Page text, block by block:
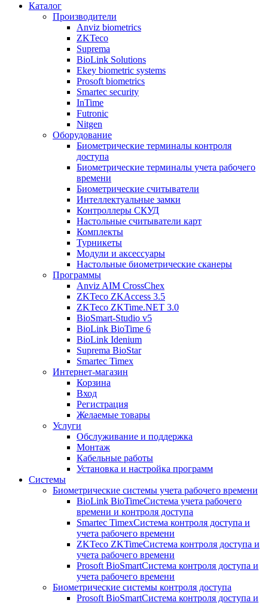
Каталог
Производители
Anviz biometrics
ZKTeco
Suprema
BioLink Solutions
Ekey biometric systems
Prosoft biometrics
Smartec security
InTime
Futronic
Nitgen
Оборудование
Биометрические терминалы контроля
доступа
Биометрические терминалы учета рабочего
времени
Биометрические считыватели
Интеллектуальные замки
Контроллеры СКУД
Настольные считыватели карт
Комплекты
Турникеты
Модули и аксессуары
Настольные биометрические сканеры
Программы
Anviz AIM CrossChex
ZKTeco ZKAccess 3.5
ZKTeco ZKTime.NET 3.0
BioSmart-Studio v5
BioLink BioTime 6
BioLink Idenium
Suprema BioStar
Smartec Timex
Интернет-магазин
Корзина
Вход
Регистрация
Желаемые товары
Услуги
Обслуживание и поддержка
Монтаж
Кабельные работы
Установка и настройка программ
Системы
Биометрические системы учета рабочего времени
BioLink BioTimeСистема учета рабочего
времени и контроля доступа
Smartec TimexСистема контроля доступа и
учета рабочего времени
ZKTeco ZKTimeСистема контроля доступа и
учета рабочего времени
Prosoft BioSmartСистема контроля доступа и
учета рабочего времени
Биометрические системы контроля доступа
Prosoft BioSmartСистема контроля доступа и